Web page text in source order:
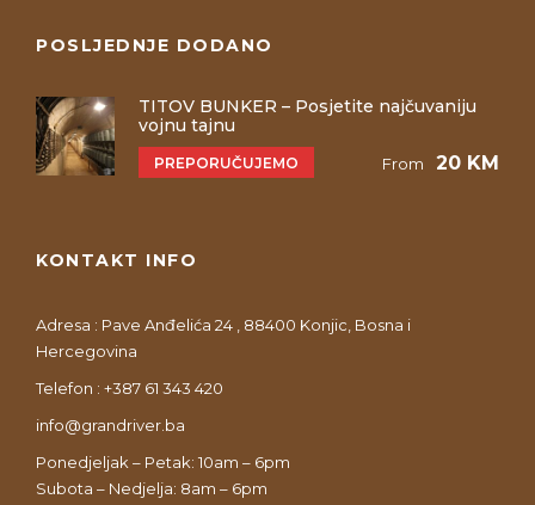
POSLJEDNJE DODANO
TITOV BUNKER – Posjetite najčuvaniju
vojnu tajnu
PREPORUČUJEMO From 20 KM
KONTAKT INFO
Adresa : Pave Anđelića 24 , 88400 Konjic, Bosna i
Hercegovina
Telefon : +387 61 343 420
info@grandriver.ba
Ponedjeljak – Petak: 10am – 6pm
Subota – Nedjelja: 8am – 6pm